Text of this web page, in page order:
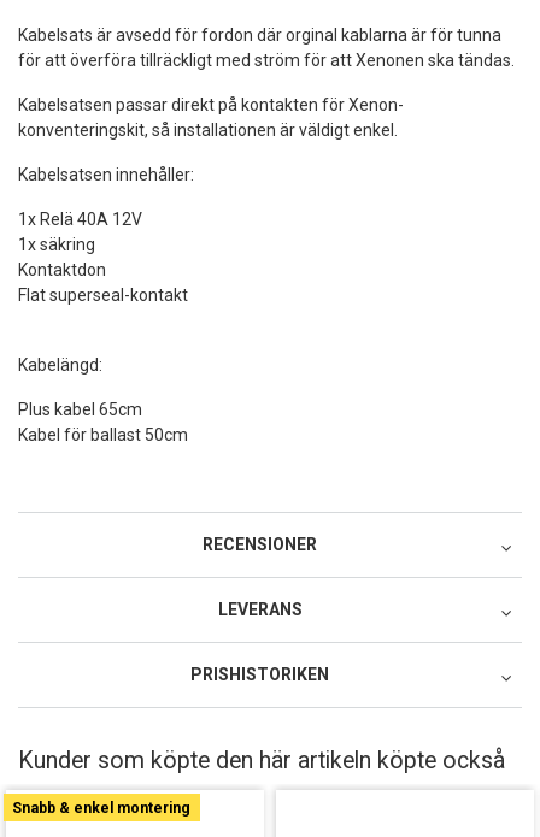
Kabelsats är avsedd för fordon där orginal kablarna är för tunna
för att överföra tillräckligt med ström för att Xenonen ska tändas.
Kabelsatsen passar direkt på kontakten för Xenon-
konventeringskit, så installationen är väldigt enkel.
Kabelsatsen innehåller:
1x Relä 40A 12V
1x säkring
Kontaktdon
Flat superseal-kontakt
Kabelängd:
Plus kabel 65cm
Kabel för ballast 50cm
RECENSIONER
LEVERANS
Postnord MyPack Collect
99:-
Postnord Parcel (till företag)
PRISHISTORIKEN
Kunder som köpte den här artikeln köpte också
Snabb & enkel montering